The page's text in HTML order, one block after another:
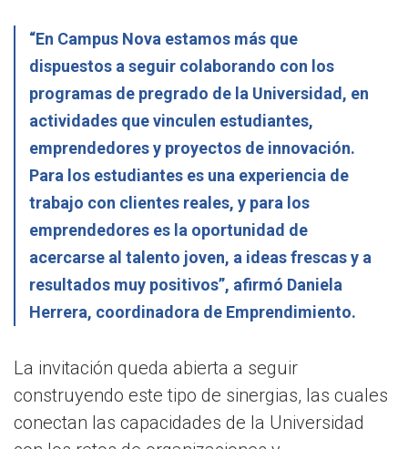
“En Campus Nova estamos más que
dispuestos a seguir colaborando con los
programas de pregrado de la Universidad, en
actividades que vinculen estudiantes,
emprendedores y proyectos de innovación.
Para los estudiantes es una experiencia de
trabajo con clientes reales, y para los
emprendedores es la oportunidad de
acercarse al talento joven, a ideas frescas y a
resultados muy positivos”, afirmó Daniela
Herrera, coordinadora de Emprendimiento.
La invitación queda abierta a seguir
construyendo este tipo de sinergias, las cuales
conectan las capacidades de la Universidad